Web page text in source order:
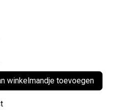
winkelmandje toevoegen